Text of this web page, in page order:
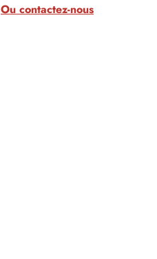
Ou contactez-nous